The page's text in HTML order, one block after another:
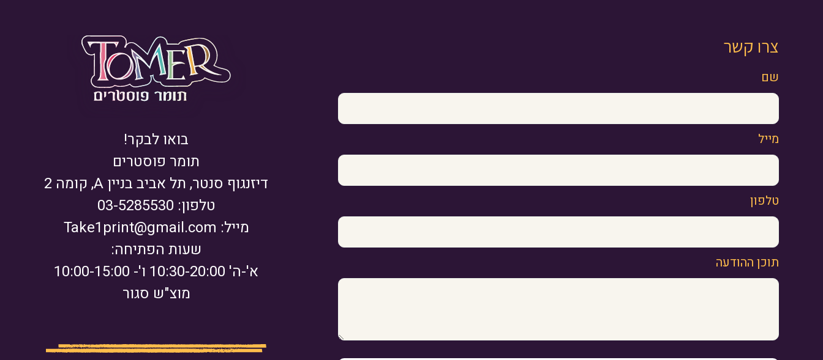
בואו לבקר!
תומר פוסטרים
דיזנגוף סנטר, תל אביב בניין A, קומה 2
טלפון: 03-5285530
מייל: Take1print@gmail.com
שעות הפתיחה:
א'-ה' 10:30-20:00 ו'- 10:00-15:00
מוצ"ש סגור
צרו קשר
שם
מייל
טלפון
תוכן ההודעה